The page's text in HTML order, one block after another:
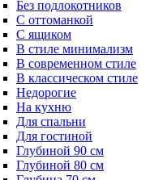
Без подлокотников
С оттоманкой
С ящиком
В стиле минимализм
В современном стиле
В классическом стиле
Недорогие
На кухню
Для спальни
Для гостиной
Глубиной 90 см
Глубиной 80 см